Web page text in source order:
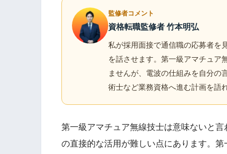
監修者コメント
資格転職監修者 竹本明弘
私が採用面接で通信職の応募者を
を話させます。第一級アマチュア
ませんが、電波の仕組みを自分の
術士など業務資格へ進む計画を語
第一級アマチュア無線技士は意味ないと
の直接的な活用が難しい点にあります。